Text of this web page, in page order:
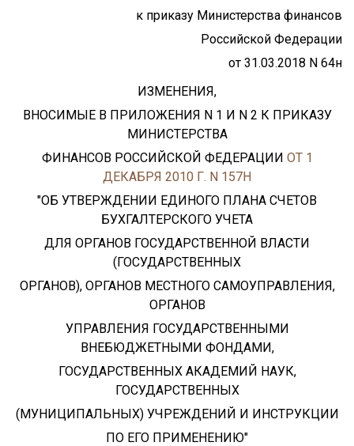
к приказу Министерства финансов
Российской Федерации
от 31.03.2018 N 64н
ИЗМЕНЕНИЯ,
ВНОСИМЫЕ В ПРИЛОЖЕНИЯ N 1 И N 2 К ПРИКАЗУ
МИНИСТЕРСТВА
ФИНАНСОВ РОССИЙСКОЙ ФЕДЕРАЦИИ ОТ 1
ДЕКАБРЯ 2010 Г. N 157Н
"ОБ УТВЕРЖДЕНИИ ЕДИНОГО ПЛАНА СЧЕТОВ
БУХГАЛТЕРСКОГО УЧЕТА
ДЛЯ ОРГАНОВ ГОСУДАРСТВЕННОЙ ВЛАСТИ
(ГОСУДАРСТВЕННЫХ
ОРГАНОВ), ОРГАНОВ МЕСТНОГО САМОУПРАВЛЕНИЯ,
ОРГАНОВ
УПРАВЛЕНИЯ ГОСУДАРСТВЕННЫМИ
ВНЕБЮДЖЕТНЫМИ ФОНДАМИ,
ГОСУДАРСТВЕННЫХ АКАДЕМИЙ НАУК,
ГОСУДАРСТВЕННЫХ
(МУНИЦИПАЛЬНЫХ) УЧРЕЖДЕНИЙ И ИНСТРУКЦИИ
ПО ЕГО ПРИМЕНЕНИЮ"